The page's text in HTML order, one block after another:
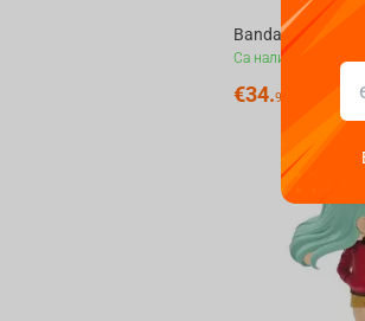
Са налични
€34.99